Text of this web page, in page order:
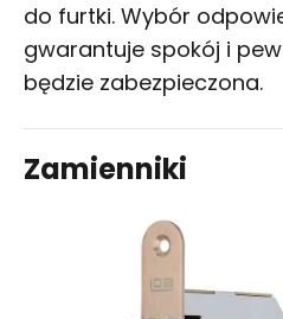
do furtki. Wybór
gwarantuje spokój i
będzie zabezpieczona.
Zamienniki
Kup